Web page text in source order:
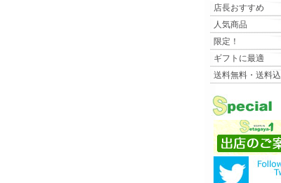
店長おすすめ
人気商品
限定！
ギフトに最適
送料無料・送料込